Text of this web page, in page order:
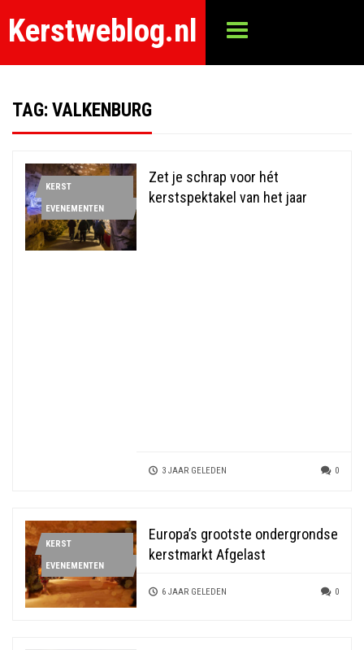
Kerstweblog.nl
TAG: VALKENBURG
KERST
EVENEMENTEN
Zet je schrap voor hét
kerstspektakel van het jaar
3 JAAR GELEDEN 0
KERST
EVENEMENTEN
Europa’s grootste ondergrondse
kerstmarkt Afgelast
6 JAAR GELEDEN 0